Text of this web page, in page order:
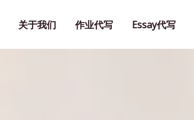
关于我们 作业代写 Essay代写